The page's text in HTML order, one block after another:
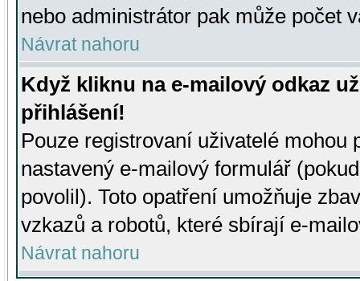
nebo administrátor pak může počet
Návrat nahoru
Když kliknu na e-mailový odkaz
přihlášení!
Pouze registrovaní uživatelé mohou
nastavený e-mailový formulář
povolil). Toto opatření umožňuje
vzkazů a robotů, které sbírají e-
Návrat nahoru